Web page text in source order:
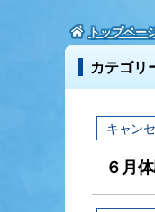
トップペー
カテゴリ
キャン
６月